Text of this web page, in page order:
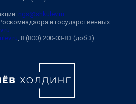
ngs@shkulev.ru
и государственных
, 8 (800) 200-03-83 (доб.3)